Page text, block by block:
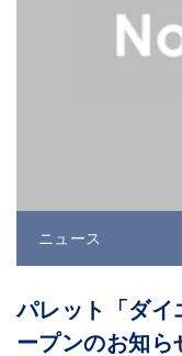
ニュース
パレット「ダイ
ープンのお知ら